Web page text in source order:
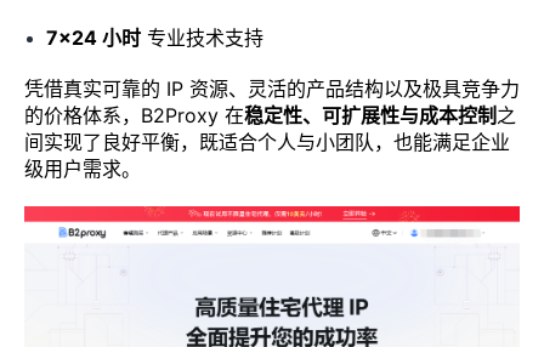
7×24 小时 专业技术支持
凭借真实可靠的 IP 资源、灵活的产品结构以及极具竞争力
的价格体系，B2Proxy 在稳定性、可扩展性与成本控制 之
间实现了良好平衡，既适合个人与小团队，也能满足企业
级用户需求。